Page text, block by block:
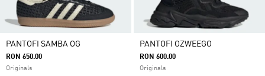
PANTOFI SAMBA OG
RON 650.00
Originals
PANTOFI OZWEEGO
RON 600.00
Originals